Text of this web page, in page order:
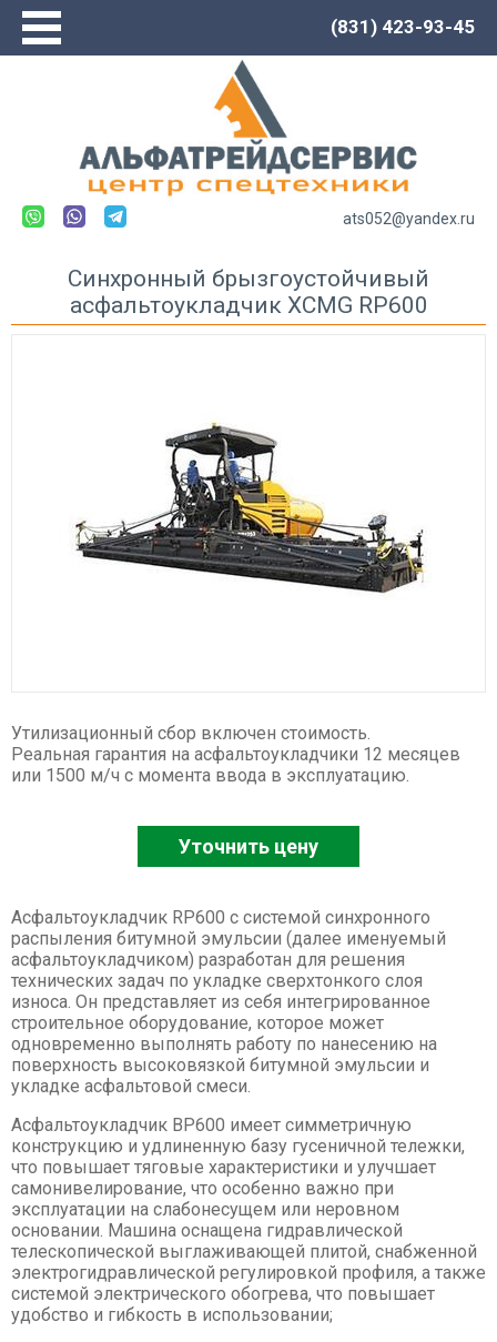
(831) 423-93-45
Сервис
Каталог
Новости
Спецтехника LOVOL
Экскаваторы-погрузчики
Спецтехника XCMG
Буровые установки
Асфальтоукладчики
Телескопические погрузчики
Катки
Фронтальные погрузчики
Гусеничные краны
Ножничные подъемники
Комбайны
Асфальтовые, бетонные заводы
Мини-погрузчики
ats052@yandex.ru
Синхронный брызгоустойчивый
асфальтоукладчик XCMG RP600
Утилизационный сбор включен стоимость.
Реальная гарантия на асфальтоукладчики 12 месяцев
или 1500 м/ч с момента ввода в эксплуатацию.
Уточнить цену
Асфальтоукладчик RP600 с системой синхронного
распыления битумной эмульсии (далее именуемый
асфальтоукладчиком) разработан для решения
технических задач по укладке сверхтонкого слоя
износа. Он представляет из себя интегрированное
строительное оборудование, которое может
одновременно выполнять работу по нанесению на
поверхность высоковязкой битумной эмульсии и
укладке асфальтовой смеси.
Асфальтоукладчик ВР600 имеет симметричную
конструкцию и удлиненную базу гусеничной тележки,
что повышает тяговые характеристики и улучшает
самонивелирование, что особенно важно при
эксплуатации на слабонесущем или неровном
основании. Машина оснащена гидравлической
телескопической выглаживающей плитой, снабженной
электрогидравлической регулировкой профиля, а также
системой электрического обогрева, что повышает
удобство и гибкость в использовании;